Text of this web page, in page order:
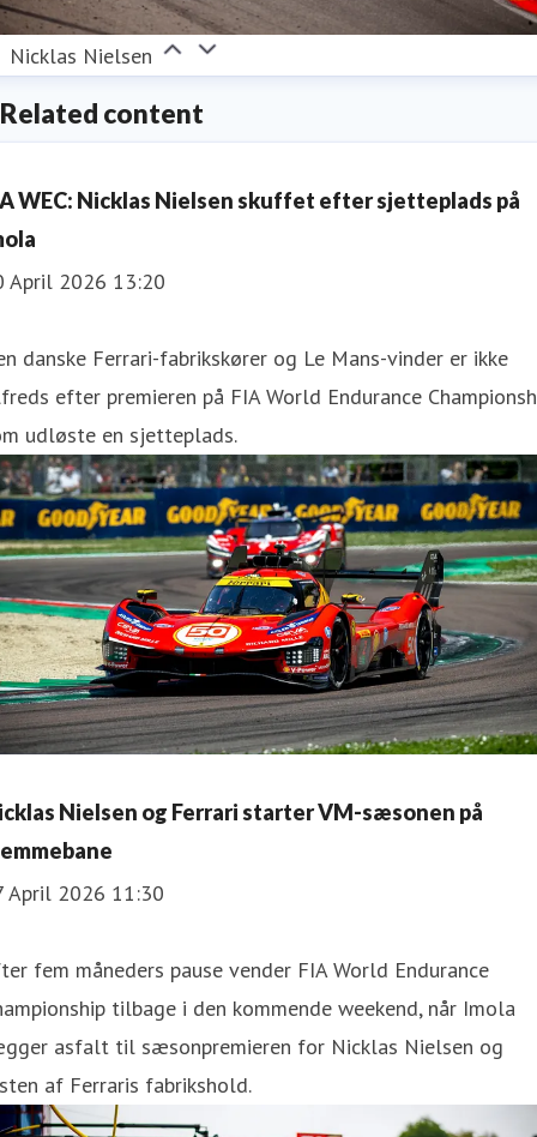
Nicklas Nielsen
Related content
WEC: Nicklas Nielsen skuffet efter sjetteplads på
April 2026 13:20
danske Ferrari-fabrikskører og Le Mans-vinder er ikke
efter premieren på FIA World Endurance
udløste en sjetteplads.
Nielsen og Ferrari starter VM-sæsonen på
April 2026 11:30
fem måneders pause vender FIA World Endurance
tilbage i den kommende weekend, når Imola
asfalt til sæsonpremieren for Nicklas Nielsen og
af Ferraris fabrikshold.